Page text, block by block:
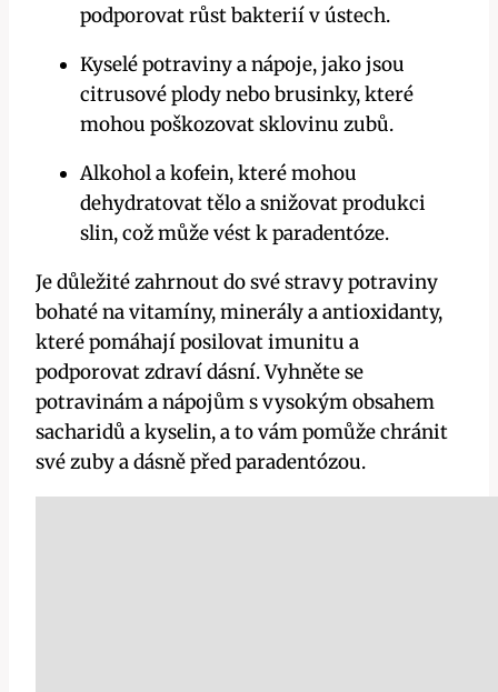
podporovat růst bakterií v ústech.
Kyselé potraviny a nápoje, jako jsou
citrusové plody nebo brusinky, které
mohou poškozovat sklovinu zubů.
Alkohol a kofein, které mohou
dehydratovat tělo a snižovat produkci
slin, což může vést k paradentóze.
Je důležité zahrnout do své stravy potraviny
bohaté na vitamíny, minerály a antioxidanty,
které pomáhají posilovat imunitu a
podporovat zdraví dásní. Vyhněte se
potravinám a nápojům s vysokým obsahem
sacharidů a kyselin, a to vám pomůže chránit
své zuby a dásně před paradentózou.